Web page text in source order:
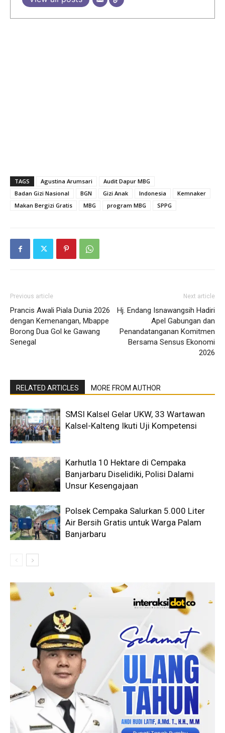
TAGS Agustina Arumsari
Audit Dapur MBG
Badan Gizi Nasional
BGN Gizi Anak Indonesia
Kemnaker
Makan Bergizi Gratis
MBG program MBG SPPG
Previous article
Prancis Awali Piala Dunia 2026
dengan Kemenangan, Mbappe
Borong Dua Gol ke Gawang
Senegal
Next article
Hj. Endang Isnawangsih Hadiri
Apel Gabungan dan
Penandatanganan Komitmen
Bersama Sensus Ekonomi
2026
RELATED ARTICLES MORE FROM AUTHOR
SMSI Kalsel Gelar UKW, 33 Wartawan
Kalsel-Kalteng Ikuti Uji Kompetensi
Karhutla 10 Hektare di Cempaka
Banjarbaru Diselidiki, Polisi Dalami
Unsur Kesengajaan
Polsek Cempaka Salurkan 5.000 Liter
Air Bersih Gratis untuk Warga Palam
Banjarbaru